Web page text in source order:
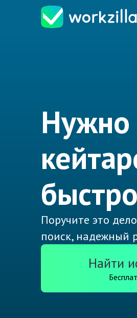
Нужно
Поручите это
поиск, надежный
Найти